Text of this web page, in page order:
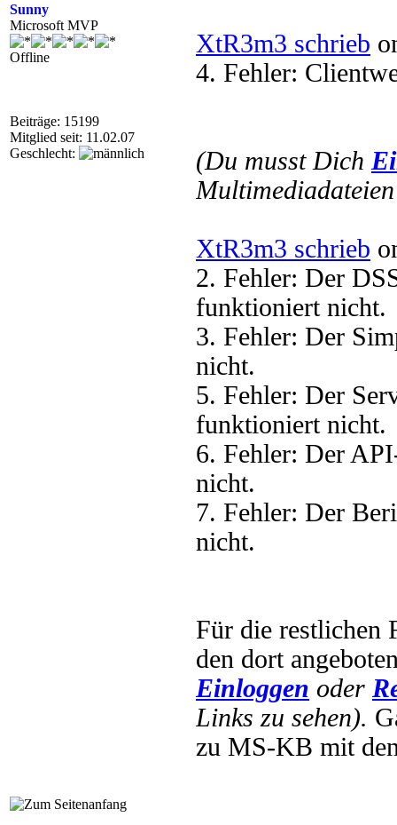
Sunny
Microsoft MVP
Offline
Beiträge: 15199
Mitglied seit: 11.02.07
Geschlecht:
XtR3m3 schrieb
4. Fehler:
(Du musst Dich
XtR3m3 schrieb
2. Fehler: Der
funktioniert nicht.
3. Fehler: Der
nicht.
5. Fehler: Der
funktioniert nicht.
6. Fehler: Der
nicht.
7. Fehler: Der
nicht.
Für die restlichen
den dort
Einloggen oder
Links zu sehen).
zu MS-KB mit